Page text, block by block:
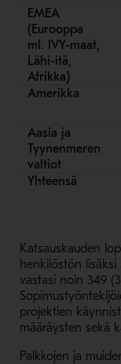
EMEA
(Eurooppa
ml. IVY-maat,
Lähi-itä,
Afrikka)
Amerikka
Aasia ja
Tyynenmeren
valtiot
Yhteensä
Katsauskauden
henkilöstön
vastasi noin 349
projektien
määräysten sekä
Palkkojen ja